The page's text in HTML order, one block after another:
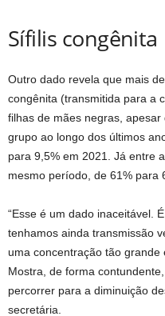
Sífilis congênita
Outro dado revela que mais
congênita (transmitida para a
filhas de mães negras,
grupo ao longo dos últimos
para 9,5% em 2021. Já entre
mesmo período, de 61% para
“Esse é um dado inaceitável.
tenhamos ainda transmissão
uma concentração tão grande
Mostra, de forma
percorrer para a diminuição
secretária.